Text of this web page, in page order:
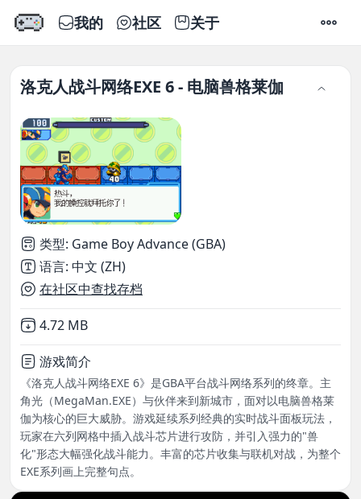
我的 社区 关于 设置
洛克人战斗网络EXE 6 - 电脑兽格莱伽
类型: Game Boy Advance (GBA)
语言: 中文 (ZH)
在社区中查找存档
Not downloaded
4.72 MB
游戏简介
《洛克人战斗网络EXE 6》是GBA平台战斗网络系列的终章。主
角光（MegaMan.EXE）与伙伴来到新城市，面对以电脑兽格莱
伽为核心的巨大威胁。游戏延续系列经典的实时战斗面板玩法，
玩家在六列网格中插入战斗芯片进行攻防，并引入强力的"兽
化"形态大幅强化战斗能力。丰富的芯片收集与联机对战，为整个
EXE系列画上完整句点。